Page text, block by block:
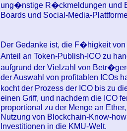
ung�nstige R�ckmeldungen und
Boards und Social-Media-
Der Gedanke ist, die F�higkeit
Anteil an Token-Publish-ICO zu
aufgrund der Vielzahl von
der Auswahl von profitablen ICOs
kocht der Prozess der ICO bis zu
einen Griff, und nachdem die ICO
proportional zu der Menge an
Nutzung von Blockchain-Know-
Investitionen in die KMU-Welt.